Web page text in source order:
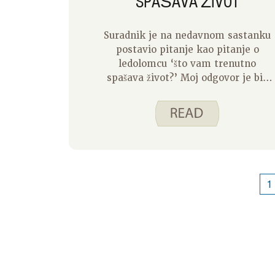
Suradnik je na nedavnom sastanku
postavio pitanje kao pitanje o
ledolomcu ‘što vam trenutno
spašava život?’ Moj odgovor je bio
razmišljao o tome, juha je trebala
biti moj odgovor. Trenutno sam u
boli me glava. Juha u pomoć! Moja
obitelj voli juhu i zahvalan sam na1